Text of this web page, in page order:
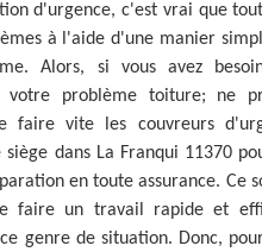
d'urgence, c'est vrai que
à l'aide d'une manier
Alors, si vous avez
votre problème toiture; ne
faire vite les couvreurs
siège dans La Franqui 11370
en toute assurance. Ce
faire un travail rapide et
genre de situation. Donc,